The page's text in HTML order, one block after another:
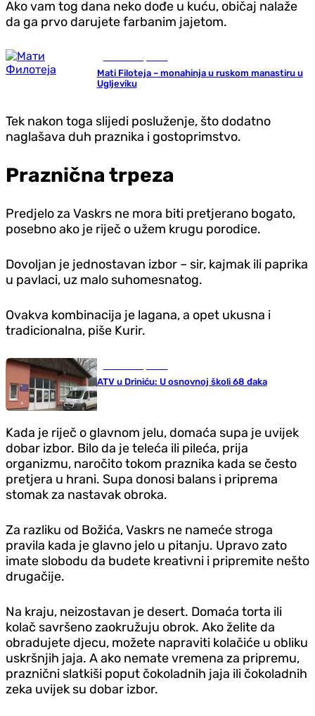
Ako vam tog dana neko dođe u kuću, običaj nalaže
da ga prvo darujete farbanim jajetom.
Mati Filoteja – monahinja u ruskom manastiru u
Ugljeviku
Tek nakon toga slijedi posluženje, što dodatno
naglašava duh praznika i gostoprimstvo.
Praznična trpeza
Predjelo za Vaskrs ne mora biti pretjerano bogato,
posebno ako je riječ o užem krugu porodice.
Dovoljan je jednostavan izbor – sir, kajmak ili paprika
u pavlaci, uz malo suhomesnatog.
Ovakva kombinacija je lagana, a opet ukusna i
tradicionalna, piše Kurir.
ATV u Driniću: U osnovnoj školi 68 đaka
Kada je riječ o glavnom jelu, domaća supa je uvijek
dobar izbor. Bilo da je teleća ili pileća, prija
organizmu, naročito tokom praznika kada se često
pretjera u hrani. Supa donosi balans i priprema
stomak za nastavak obroka.
Za razliku od Božića, Vaskrs ne nameće stroga
pravila kada je glavno jelo u pitanju. Upravo zato
imate slobodu da budete kreativni i pripremite nešto
drugačije.
Na kraju, neizostavan je desert. Domaća torta ili
kolač savršeno zaokružuju obrok. Ako želite da
obradujete djecu, možete napraviti kolačiće u obliku
uskršnjih jaja. A ako nemate vremena za pripremu,
praznični slatkiši poput čokoladnih jaja ili čokoladnih
zeka uvijek su dobar izbor.